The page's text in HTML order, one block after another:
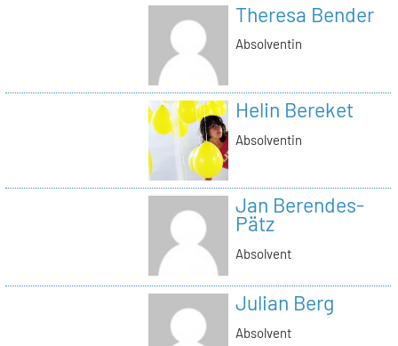
Theresa Bender
Absolventin
Helin Bereket
Absolventin
Jan Berendes-
Pätz
Absolvent
Julian Berg
Absolvent